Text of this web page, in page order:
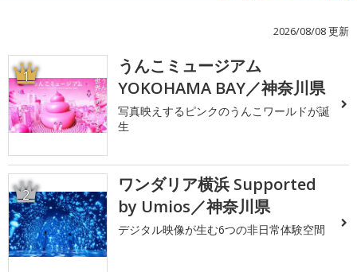
2026/08/08 更新
1
うんこミュージアム
YOKOHAMA BAY／神奈川県
写真映えするピンクのうんこワールドが誕
生
2
ワンダリア横浜 Supported
by Umios／神奈川県
デジタル映像が生む6つの非日常体験空間